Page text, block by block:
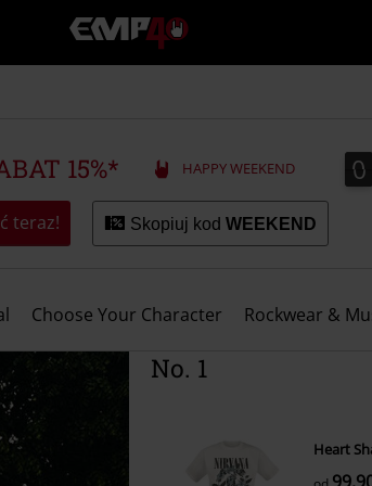
EMP
-
Merch
Seriali
Gier
15%* HAPPY WEEKEND 0
0
teraz! Skopiuj kod WEEKEND
Choose Your Character Rockwear &
No. 1
Heart